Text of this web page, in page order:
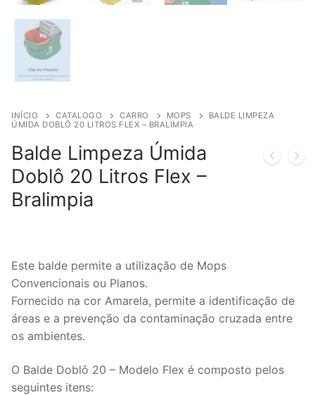
INÍCIO CATALOGO CARRO MOPS
BALDE LIMPEZA
ÚMIDA DOBLÔ 20 LITROS FLEX – BRALIMPIA
Balde Limpeza Úmida
Doblô 20 Litros Flex –
Bralimpia
Este balde permite a utilização de Mops
Convencionais ou Planos.
Fornecido na cor Amarela, permite a identificação de
áreas e a prevenção da contaminação cruzada entre
os ambientes.
O Balde Doblô 20 – Modelo Flex é composto pelos
seguintes itens: